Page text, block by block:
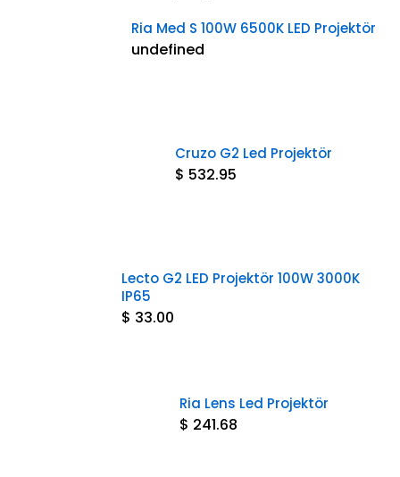
Ria Med S 100W 6500K LED Projektör
undefined
Cruzo G2 Led Projektör
$ 532.95
Lecto G2 LED Projektör 100W 3000K
IP65
$ 33.00
Ria Lens Led Projektör
$ 241.68